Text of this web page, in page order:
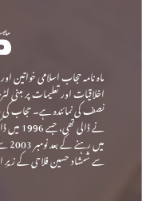
ماہ نامہ حجاب اسلامی
اخلاقیات اور تعلیمات پر
نے
سے شمشاد حسین فلاحی کے